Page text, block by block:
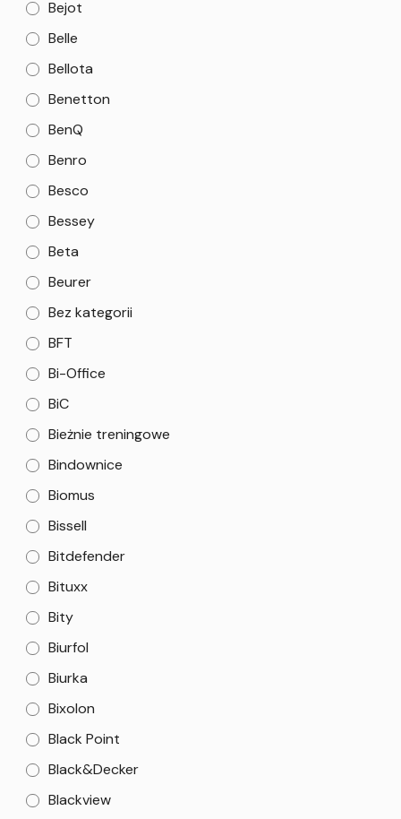
Bejot
Belle
Bellota
Benetton
BenQ
Benro
Besco
Bessey
Beta
Beurer
Bez kategorii
BFT
Bi-Office
BiC
Bieżnie treningowe
Bindownice
Biomus
Bissell
Bitdefender
Bituxx
Bity
Biurfol
Biurka
Bixolon
Black Point
Black&Decker
Blackview